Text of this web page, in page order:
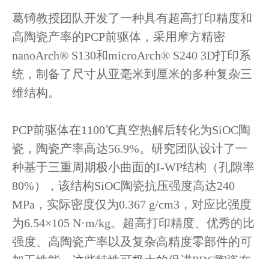
葛锜教授团队开发了一种具有超高打印精度和
高陶瓷产率的PCP前驱体，采用摩方精密
nanoArch® S130和microArch® S240 3D打印系
统，制备了尺寸从亚毫米到厘米的多种复杂三
维结构。
PCP前驱体在1100℃真空热解后转化为SiOC陶
瓷，陶瓷产率高达56.9%。研究团队设计了一
种基于三重周期极小曲面的I-WP结构（孔隙率
80%），该结构SiOC陶瓷抗压强度高达240
MPa，实际密度仅为0.367 g/cm3，对应比强度
为6.54×105 N·m/kg。超高打印精度、优秀的比
强度、高陶瓷产率以及复杂高精度零部件的可